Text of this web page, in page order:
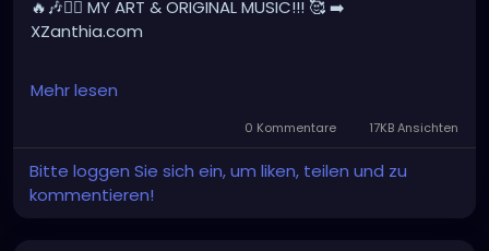
#gothchick#pastelgoth #goth
gothic#gothgirl
#gothaesthetic
#gothicgirl#metal#alternativegirl
steampunkgirl#art
🔥🎶❤️‍🔥 MY ART & ORIGINAL MUSIC!!! 🥰 ➡️
XZanthia.com
INSTAGRAM.com/xzanthia.official.profile
YOUTUBE.com/XZanthiaMUSIC
#hellpop#creaturecosplay #monstercosplay
#monstercore
Mehr lesen
0 Kommentare 17KB Ansichten
Bitte loggen Sie sich ein, um liken, teilen und zu
kommentieren!